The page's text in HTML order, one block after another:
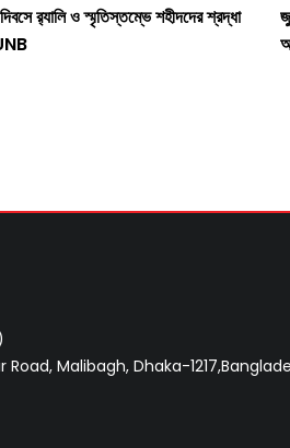
র‍্যালি ও স্মৃতিস্তম্ভে শহীদদের শ্রদ্ধা
Malibagh, Dhaka-